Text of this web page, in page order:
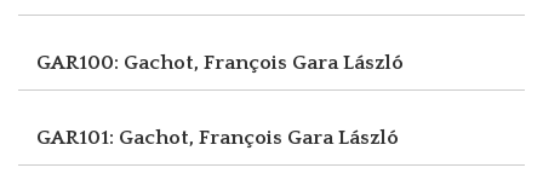
GAR100: Gachot, François Gara László
GAR101: Gachot, François Gara László